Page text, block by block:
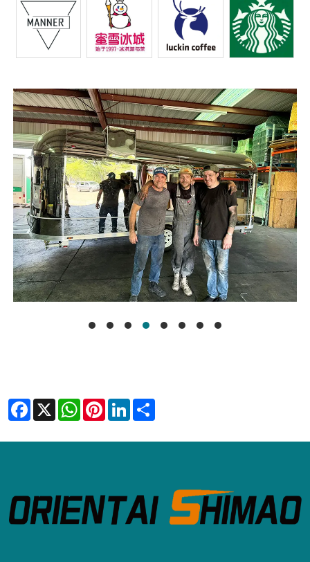
Facebook
X WhatsAppPinterestLinkedIn